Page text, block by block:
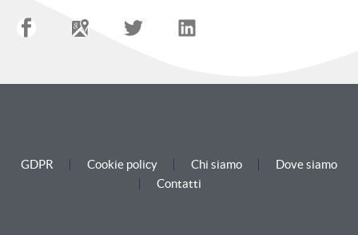
GDPR Cookie policy Chi siamo
Dove siamo
Contatti